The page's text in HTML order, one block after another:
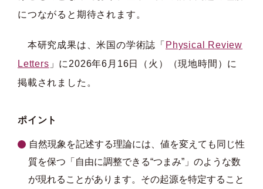
につながると期待されます。
本研究成果は、米国の学術誌「 Physical Review
Letters 」に2026年6月16日（火）（現地時間）に
掲載されました。
ポイント
自然現象を記述する理論には、値を変えても同じ性
質を保つ「自由に調整できる“つまみ”」のような数
が現れることがあります。その起源を特定すること